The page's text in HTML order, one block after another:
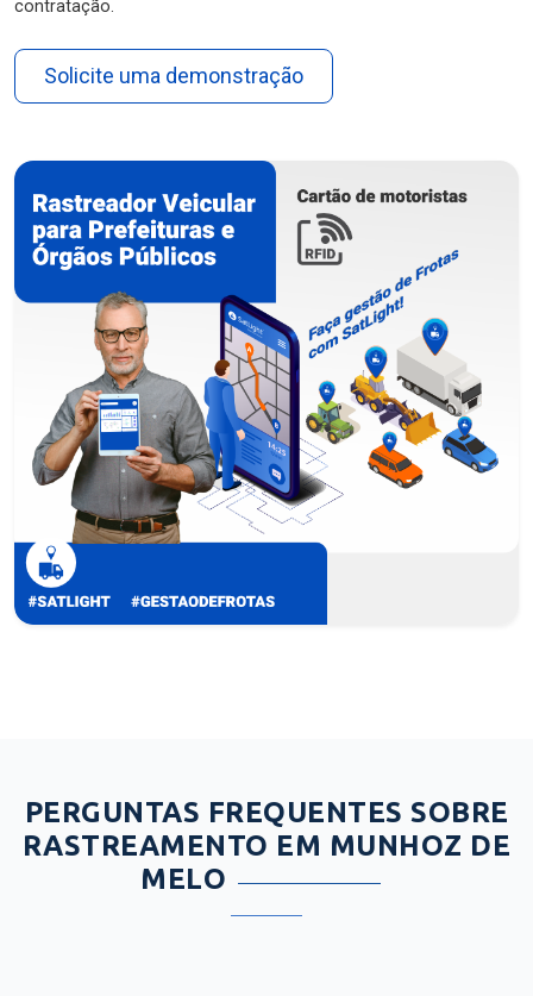
contratação.
Solicite uma demonstração
PERGUNTAS FREQUENTES SOBRE
RASTREAMENTO EM MUNHOZ DE
MELO